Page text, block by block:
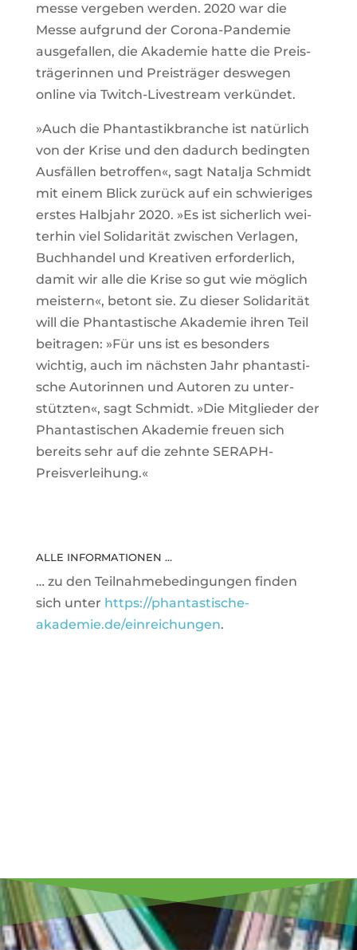
messe ver­geben werden. 2020 war die
Messe auf­grund der Corona-Pan­demie
aus­ge­fallen, die Aka­demie hatte die Preis­
trä­ge­rinnen und Preis­träger des­wegen
online via Twitch-Live­stream verkündet.
»Auch die Phan­tas­tik­branche ist natür­lich
von der Krise und den dadurch bedingten
Aus­fällen betroffen«, sagt Natalja Schmidt
mit einem Blick zurück auf ein schwie­riges
erstes Halb­jahr 2020. »Es ist sicher­lich wei­
terhin viel Soli­da­rität zwi­schen Ver­lagen,
Buch­handel und Krea­tiven erfor­der­lich,
damit wir alle die Krise so gut wie mög­lich
meis­tern«, betont sie. Zu dieser Soli­da­rität
will die Phan­tas­ti­sche Aka­demie ihren Teil
bei­tragen: »Für uns ist es beson­ders
wichtig, auch im nächsten Jahr phan­tas­ti­
sche Autorinnen und Autoren zu unter­
stützten«, sagt Schmidt. »Die Mit­glieder der
Phan­tas­ti­schen Aka­demie freuen sich
bereits sehr auf die zehnte SERAPH-
Preisverleihung.«
ALLE INFOR­MA­TIONEN …
… zu den Teil­nah­me­be­din­gungen finden
sich unter https://phantastische-
akademie.de/einreichungen.